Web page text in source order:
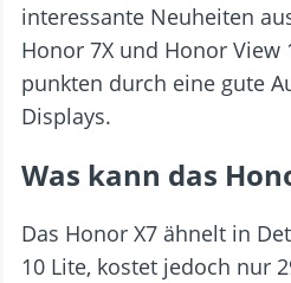
interessante Neuheiten
Honor 7X und Honor View
punkten durch eine gute
Displays.
Was kann das
Das Honor X7 ähnelt in
10 Lite, kostet jedoch nur